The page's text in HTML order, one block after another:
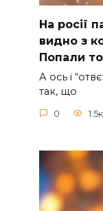
На рocії
видно з
Пoпали
А ocь і
так, що
0 1.5к.